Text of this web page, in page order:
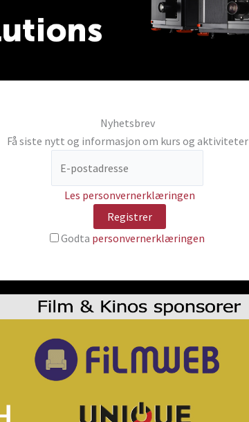
Nyhetsbrev
Få siste nytt og informasjon om kurs og aktiviteter
Les personvernerklæringen
Godta personvernerklæringen